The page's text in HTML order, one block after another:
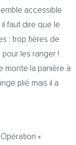
accessible
il faut dire que le
: trop fières de
les ranger !
monte la panière à
plié mais il a
«